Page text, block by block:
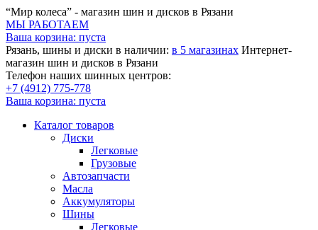
“Мир колеса” - магазин шин и дисков в Рязани
МЫ РАБОТАЕМ
Ваша корзина: пуста
Рязань, шины и диски в наличии: в 5 магазинах Интернет-
магазин шин и дисков в Рязани
Телефон наших шинных центров:
+7 (4912) 775-778
Ваша корзина: пуста
Каталог товаров
Диски
Легковые
Грузовые
Автозапчасти
Масла
Аккумуляторы
Шины
Легковые